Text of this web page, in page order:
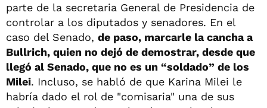
parte de la secretaria General de Presidencia de
controlar a los diputados y senadores. En el
caso del Senado, de paso, marcarle la cancha a
Bullrich, quien no dejó de demostrar, desde que
llegó al Senado, que no es un “soldado” de los
Milei. Incluso, se habló de que Karina Milei le
habría dado el rol de "comisaria" una de sus